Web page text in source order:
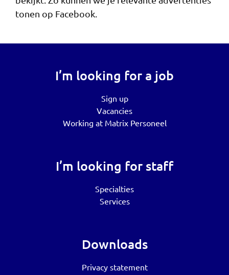
tonen op Facebook.
I’m looking for a job
Sign up
Vacancies
Working at Matrix Personeel
I’m looking for staff
Specialties
Services
Downloads
Privacy statement